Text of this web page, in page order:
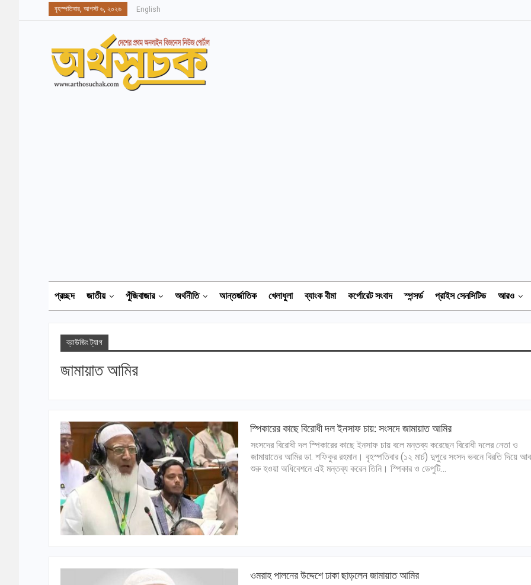
বৃহস্পতিবার, আগস্ট ৬, ২০২৬ English
প্রচ্ছদ জাতীয় পুঁজিবাজার অর্থনীতি আন্তর্জাতিক খেলাধুলা ব্যাংক বীমা কর্পোরেট সংবাদ স্পন্সর্ড প্রাইস সেনসিটিভ আরও
ব্রাউজিং ট্যাগ
জামায়াত আমির
স্পিকারের কাছে বিরোধী দল ইনসাফ চায়: সংসদে জামায়াত আমির
সংসদের বিরোধী দল স্পিকারের কাছে ইনসাফ চায় বলে মন্তব্য করেছেন বিরোধী দলের নেতা ও
জামায়াতের আমির ডা. শফিকুর রহমান। বৃহস্পতিবার (১২ মার্চ) দুপুরে সংসদ ভবনে বিরতি দিয়ে
শুরু হওয়া অধিবেশনে এই মন্তব্য করেন তিনি। স্পিকার ও ডেপুটি…
ওমরাহ পালনের উদ্দেশে ঢাকা ছাড়লেন জামায়াত আমির